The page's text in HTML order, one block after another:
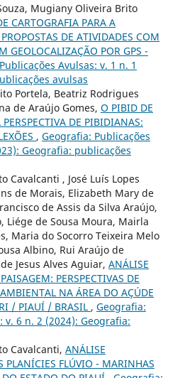
Mugiany Oliveira Brito
CARTOGRAFIA PARA A
DE ATIVIDADES COM
GEOLOCALIZAÇÃO POR GPS -
Avulsas: v. 1 n. 1
avulsas
Portela, Beatriz Rodrigues
de Araújo Gomes, O PIBID DE
DE PIBIDIANAS:
, Geografia: Publicações
Geografia: publicações
Cavalcanti , José Luís Lopes
de Morais, Elizabeth Mary de
de Assis da Silva Araújo,
Liége de Sousa Moura, Mairla
Maria do Socorro Teixeira Melo
Albino, Rui Araújo de
Jesus Alves Aguiar, ANÁLISE
PERSPECTIVAS DE
NA ÁREA DO AÇÚDE
/ PIAUÍ / BRASIL , Geografia:
v. 6 n. 2 (2024): Geografia:
Cavalcanti, ANÁLISE
PLANÍCIES FLÚVIO - MARINHAS